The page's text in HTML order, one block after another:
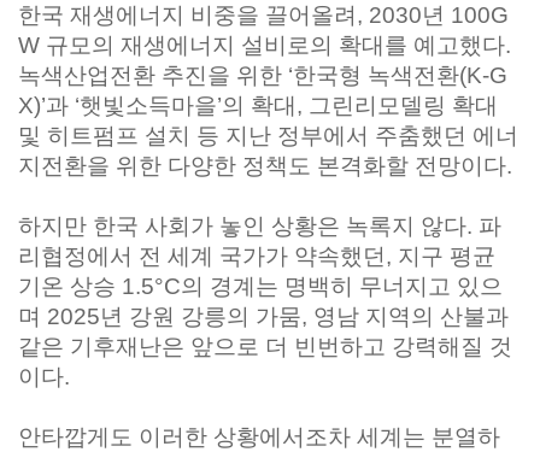
한국 재생에너지 비중을 끌어올려, 2030년 100G
W 규모의 재생에너지 설비로의 확대를 예고했다.
녹색산업전환 추진을 위한 ‘한국형 녹색전환(K-G
X)’과 ‘햇빛소득마을’의 확대, 그린리모델링 확대
및 히트펌프 설치 등 지난 정부에서 주춤했던 에너
지전환을 위한 다양한 정책도 본격화할 전망이다.
하지만 한국 사회가 놓인 상황은 녹록지 않다. 파
리협정에서 전 세계 국가가 약속했던, 지구 평균
기온 상승 1.5°C의 경계는 명백히 무너지고 있으
며 2025년 강원 강릉의 가뭄, 영남 지역의 산불과
같은 기후재난은 앞으로 더 빈번하고 강력해질 것
이다.
안타깝게도 이러한 상황에서조차 세계는 분열하